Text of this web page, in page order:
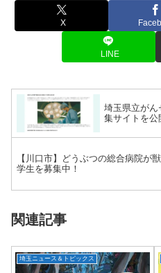
X
LINE
埼玉県立が
集サイトを公
【川口市】どうぶつの総合病院が
学生を募集中！
関連記事
埼玉ニュース＆トピックス